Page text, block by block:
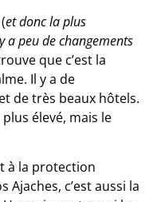
et donc la plus
a peu de changements
que c’est la
Il y a de
de très beaux hôtels.
élevé, mais le
à la protection
c’est aussi la